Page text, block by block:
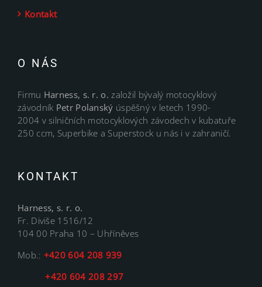
Kontakt
O NÁS
Firmu Harness, s. r. o.založil bývalý motocyklový
závodník Petr Polanský úspěšný v letech 1990-
2004 v silničních motocyklových závodech v kubatuře
250 ccm, Superbike a Superstock u nás i v zahraničí.
KONTAKT
Harness, s. r. o.
Fr. Diviše 1516/12
104 00 Praha 10 – Uhříněves
Mob.: +420 604 208 939
+420 604 208 297